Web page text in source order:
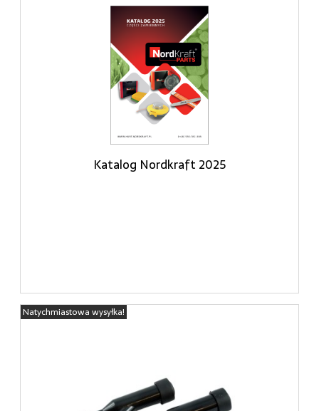
Katalog Nordkraft 2025
Natychmiastowa wysyłka!